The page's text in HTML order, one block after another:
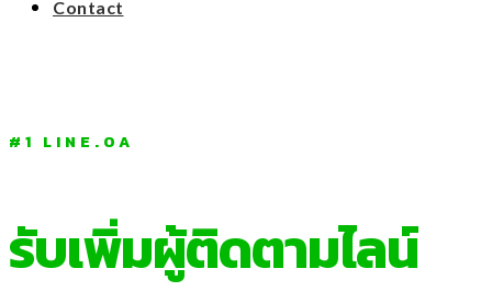
Contact
#1 LINE.OA
รับเพิ่มผู้ติดตามไลน์